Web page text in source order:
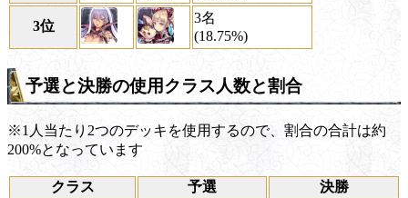
3位
3名
(18.75%)
予選と決勝の使用クラス人数と割合
※1人当たり2つのデッキを使用するので、割合の合計は約
200%となっています
クラス 予選 決勝